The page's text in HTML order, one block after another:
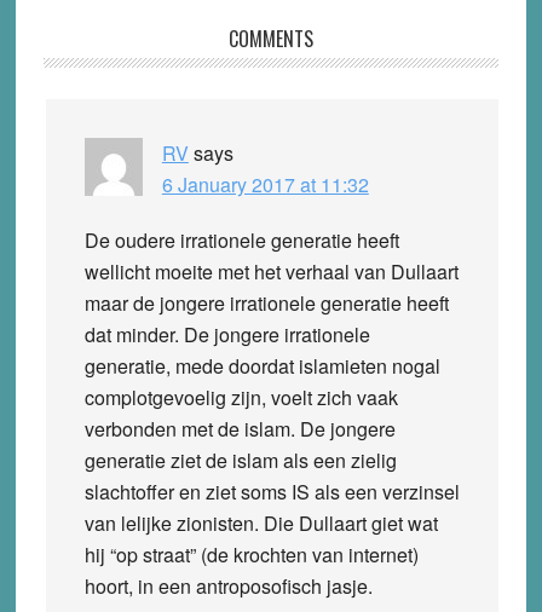
Interactions
COMMENTS
RV says
6 January 2017 at 11:32
De oudere irrationele generatie heeft
wellicht moeite met het verhaal van Dullaart
maar de jongere irrationele generatie heeft
dat minder. De jongere irrationele
generatie, mede doordat islamieten nogal
complotgevoelig zijn, voelt zich vaak
verbonden met de islam. De jongere
generatie ziet de islam als een zielig
slachtoffer en ziet soms IS als een verzinsel
van lelijke zionisten. Die Dullaart giet wat
hij “op straat” (de krochten van internet)
hoort, in een antroposofisch jasje.